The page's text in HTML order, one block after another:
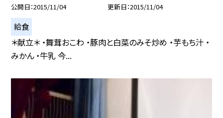
公開日 2015/11/04 更新日 2015/11/04
給食
＊献立＊ ・舞茸おこわ ・豚肉と白菜のみそ炒め ・芋もち汁 ・
みかん ・牛乳 今...